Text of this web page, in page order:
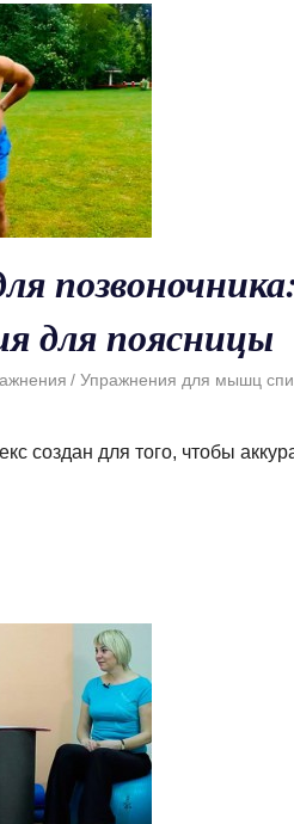
для поясницы
Упражнения для мышц
создан для того, чтобы